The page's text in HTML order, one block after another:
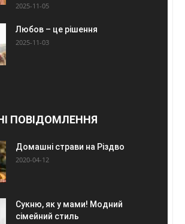
2025-11-05
Любов – це рішення
2025-11-03
ПОВІДОМЛЕННЯ
Домашні страви на Різдво
2020-04-12
Сукню, як у мами! Модний
сімейний стиль